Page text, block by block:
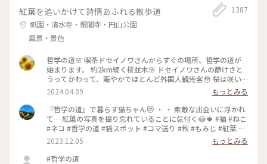
紅葉を追いかけて詩情あふれる散歩道
祇園・清水寺・銀閣寺・円山公園
風景・景色
1387
哲学の道🌸 喫茶ドセイノワさんからすぐの場所、哲学の道が
始まります。 約2km続く桜並木🌸 ドセイノワさんの静けさと
うってかわって、賑やかでほとんど外国人観光客😳 桜は咲い
ているのに異国を旅行しているような気分になります☺️ 途中
で霊鑑寺に寄りながら、気持ちのいいお散歩になりました🌸 #
哲学の道 #桜 #お花見 #京都 #春色さがし #電車旅
2024.04.09
もっとみる
『哲学の道』で暮らす猫ちゃん😻 ・ ・ 素敵な出会いに浮かれ
て… 紅葉の写真を撮り忘れていることに気付く😂🍁 #猫 #ねこ
#ネコ #哲学の道 #猫スポット #コマ送り #秋 #もみじ #紅葉 #
京都紅葉 #京都散策 #京都 #左京区 #岡崎エリア #kyoto #こと
りっぷ京都 #私のことりっぷ旅 #カフー
2023.12.05
もっとみる
#哲学の道